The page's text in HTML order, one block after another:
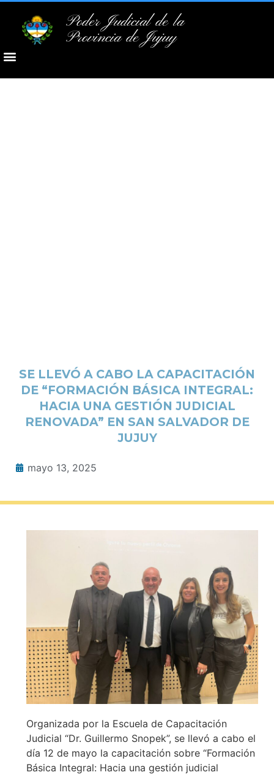
Poder Judicial de la
Provincia de Jujuy
SE LLEVÓ A CABO LA CAPACITACIÓN
DE “FORMACIÓN BÁSICA INTEGRAL:
HACIA UNA GESTIÓN JUDICIAL
RENOVADA” EN SAN SALVADOR DE
JUJUY
mayo 13, 2025
Organizada por la Escuela de Capacitación
Judicial “Dr. Guillermo Snopek”, se llevó a cabo el
día 12 de mayo la capacitación sobre “Formación
Básica Integral: Hacia una gestión judicial